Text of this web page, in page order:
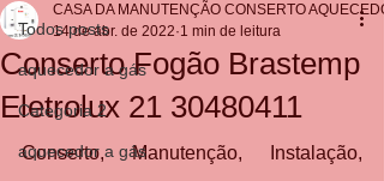
Todos posts
aquecedor a gás
Categoria 2
aquecedor a gás
Conserto Fogão Brastemp
Eletrolux 21 30480411
CASA DA MANUTENÇÃO CONSERTO
14 de abr. de 2022 1 min de leitura
Conserto, Manutenção, Instalação,